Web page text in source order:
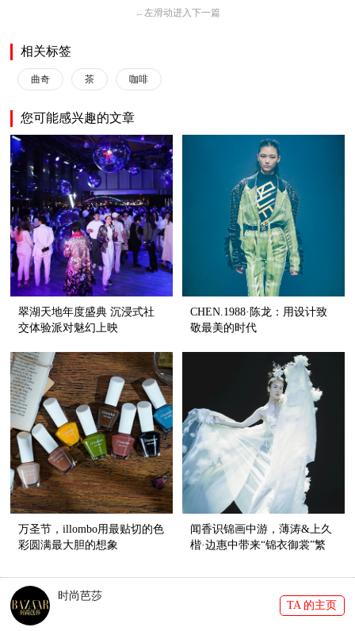
← 左滑动进入下一篇
相关标签
曲奇 茶 咖啡
您可能感兴趣的文章
翠湖天地年度盛典 沉浸式社
交体验派对魅幻上映
CHEN.1988·陈龙：用设计致
敬最美的时代
万圣节，illombo用最贴切的色
彩圆满最大胆的想象
闻香识锦画中游，薄涛&上久
楷·边惠中带来“锦衣御裳”繁
时尚芭莎
TA 的主页